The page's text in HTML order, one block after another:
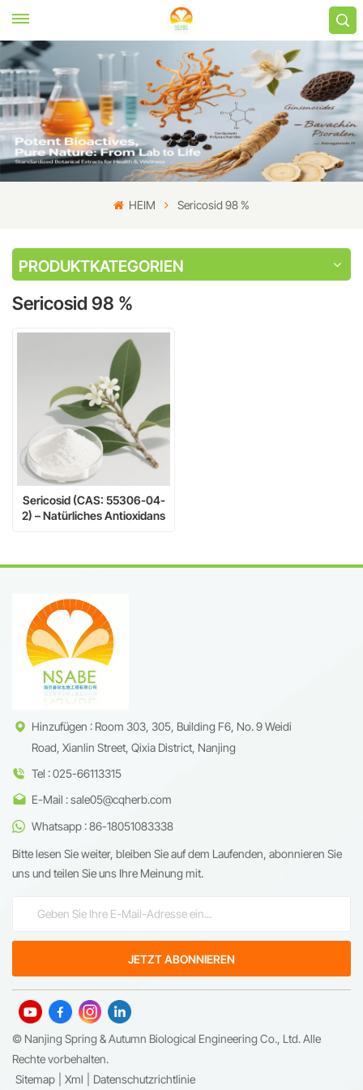
HEIM Sericosid 98 %
PRODUKTKATEGORIEN
Sericosid 98 %
Sericosid (CAS: 55306-04-
2) – Natürliches Antioxidans
Hinzufügen : Room 303, 305, Building F6, No. 9 Weidi
Road, Xianlin Street, Qixia District, Nanjing
Tel : 025-66113315
E-Mail : sale05@cqherb.com
Whatsapp : 86-18051083338
Bitte lesen Sie weiter, bleiben Sie auf dem Laufenden, abonnieren Sie
uns und teilen Sie uns Ihre Meinung mit.
© Nanjing Spring & Autumn Biological Engineering Co., Ltd. Alle
Rechte vorbehalten.
Sitemap
Xml Datenschutzrichtlinie